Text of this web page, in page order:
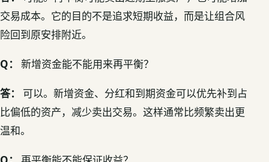
交易成本。它的目的不是追求短期收益，而是让组合风
险回到原安排附近。
Q： 新增资金能不能用来再平衡？
答：
可以。新增资金、分红和到期资金可以优先补到占
比偏低的资产，减少卖出交易。这样通常比频繁卖出更
温和。